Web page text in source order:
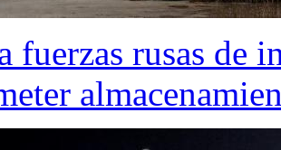
fuerzas rusas de